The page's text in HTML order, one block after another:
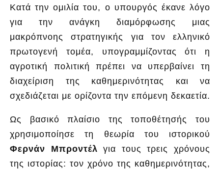
Κατά την ομιλία του, ο υπουργός έκανε λόγο
για την ανάγκη διαμόρφωσης μιας
μακρόπνοης στρατηγικής για τον ελληνικό
πρωτογενή τομέα, υπογραμμίζοντας ότι η
αγροτική πολιτική πρέπει να υπερβαίνει τη
διαχείριση της καθημερινότητας και να
σχεδιάζεται με ορίζοντα την επόμενη δεκαετία.
Ως βασικό πλαίσιο της τοποθέτησής του
χρησιμοποίησε τη θεωρία του ιστορικού
Φερνάν Μπροντέλ για τους τρεις χρόνους
της ιστορίας: τον χρόνο της καθημερινότητας,